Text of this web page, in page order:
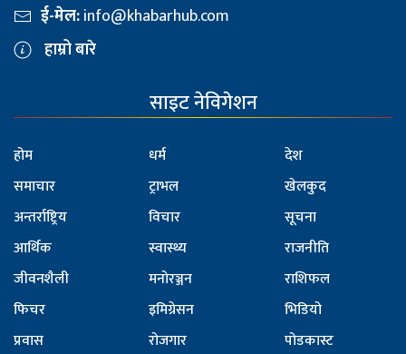
ई-मेल:info@khabarhub.com
हाम्रो बारे
साइट नेविगेशन
होम
समाचार
अन्तर्राष्ट्रिय
आर्थिक
जीवनशैली
फिचर
प्रवास
धर्म
ट्राभल
विचार
स्वास्थ्य
मनोरञ्जन
इमिग्रेसन
रोजगार
देश
खेलकुद
सूचना
राजनीति
राशिफल
भिडियो
पोडकास्ट